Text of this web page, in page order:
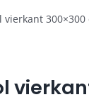
vierkant